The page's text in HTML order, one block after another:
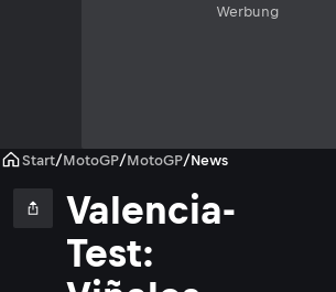
Werbung
Start/MotoGP/MotoGP/News
Valencia-
Test: